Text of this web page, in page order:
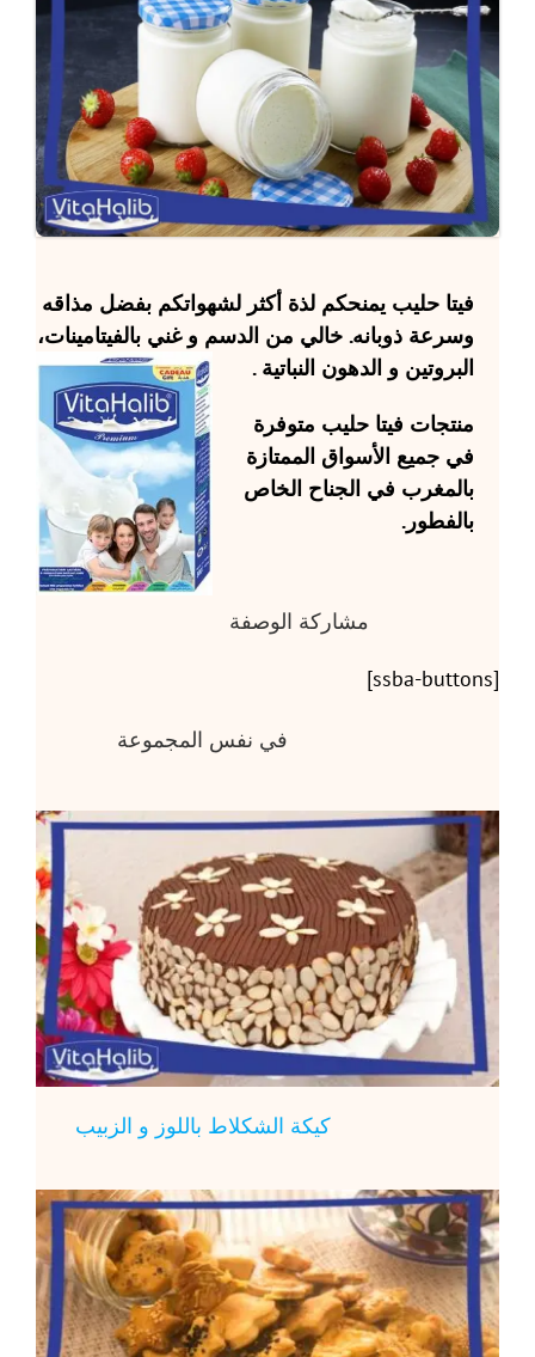
فيتا حليب يمنحكم لذة أكثر لشهواتكم بفضل مذاقه
وسرعة ذوبانه. خالي من الدسم و غني بالفيتامينات،
البروتين و الدهون النباتية .
منتجات فيتا حليب متوفرة
في جميع الأسواق الممتازة
بالمغرب في الجناح الخاص
بالفطور.
مشاركة الوصفة
[ssba-buttons]
في نفس المجموعة
كيكة الشكلاط باللوز و الزبيب